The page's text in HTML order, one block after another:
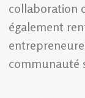
collaboration
également
communauté